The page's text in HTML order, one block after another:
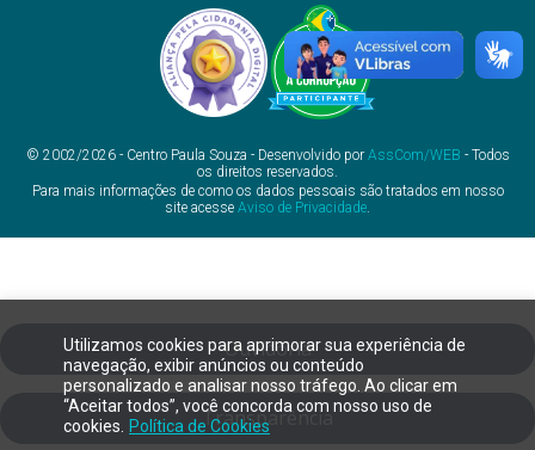
Utilizamos cookies para aprimorar sua experiência de
navegação, exibir anúncios ou conteúdo
personalizado e analisar nosso tráfego. Ao clicar em
“Aceitar todos”, você concorda com nosso uso de
cookies.
Política de Cookies
© 2002/2026 - Centro Paula Souza - Desenvolvido por AssCom/WEB - Todos
os direitos reservados.
Para mais informações de como os dados pessoais são tratados em nosso
site acesse Aviso de Privacidade.
Ouvidoria
Transparência